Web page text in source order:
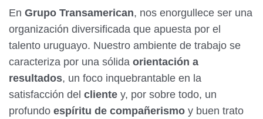
En Grupo Transamerican, nos enorgullece ser una
organización diversificada que apuesta por el
talento uruguayo. Nuestro ambiente de trabajo se
caracteriza por una sólida orientación a
resultados, un foco inquebrantable en la
satisfacción del cliente y, por sobre todo, un
profundo espíritu de compañerismo y buen trato